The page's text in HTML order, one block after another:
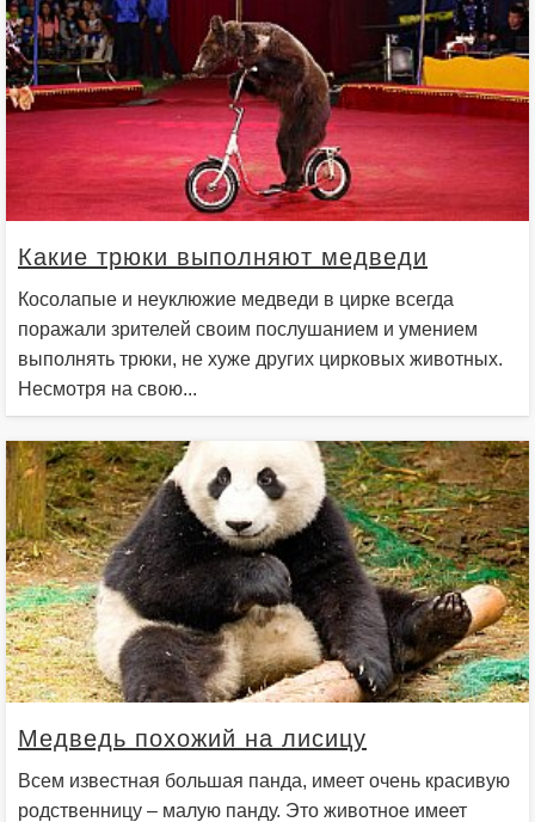
Какие трюки выполняют медведи
Косолапые и неуклюжие медведи в цирке всегда
поражали зрителей своим послушанием и умением
выполнять трюки, не хуже других цирковых животных.
Несмотря на свою...
Медведь похожий на лисицу
Всем известная большая панда, имеет очень красивую
родственницу – малую панду. Это животное имеет